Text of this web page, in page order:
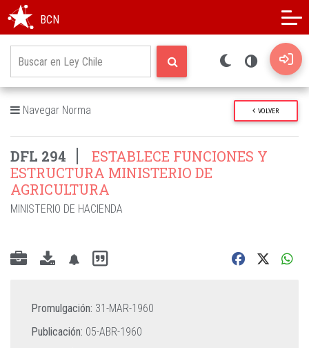
BCN
Navegar Norma VOLVER
DFL 294
ESTABLECE FUNCIONES Y
ESTRUCTURA MINISTERIO DE
AGRICULTURA
MINISTERIO DE HACIENDA
Promulgación: 31-MAR-1960
Publicación: 05-ABR-1960